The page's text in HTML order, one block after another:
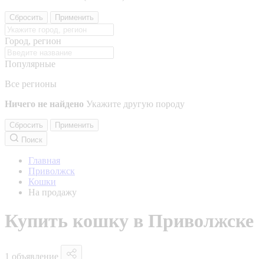
Сбросить Применить
Город, регион
Популярные
Все регионы
Ничего не найдено Укажите другую породу
Сбросить
Применить
Поиск
Главная
Приволжск
Кошки
На продажу
Купить кошку в Приволжске
1 объявление